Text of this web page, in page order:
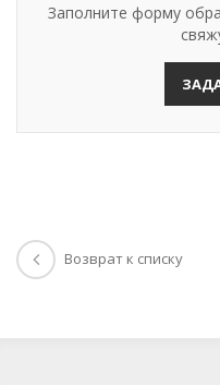
Заполните форму
Возврат к списку